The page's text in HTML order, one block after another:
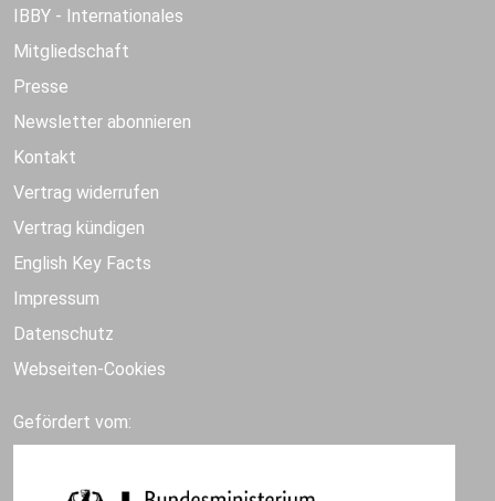
IBBY - Internationales
Mitgliedschaft
Presse
Newsletter abonnieren
Kontakt
Vertrag widerrufen
Vertrag kündigen
English Key Facts
Impressum
Datenschutz
Webseiten-Cookies
Gefördert vom: